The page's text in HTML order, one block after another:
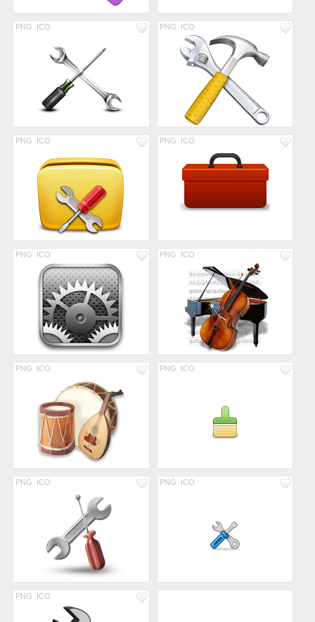
PNG ICO PNG ICO
PNG ICO PNG ICO
PNG ICO PNG ICO
PNG ICO PNG ICO
PNG ICO PNG ICO
PNG ICO